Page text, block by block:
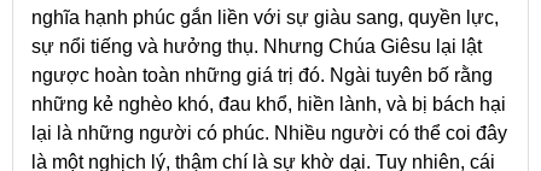
nghĩa hạnh phúc gắn liền với sự giàu sang, quyền lực,
sự nổi tiếng và hưởng thụ. Nhưng Chúa Giêsu lại lật
ngược hoàn toàn những giá trị đó. Ngài tuyên bố rằng
những kẻ nghèo khó, đau khổ, hiền lành, và bị bách hại
lại là những người có phúc. Nhiều người có thể coi đây
là một nghịch lý, thậm chí là sự khờ dại. Tuy nhiên, cái